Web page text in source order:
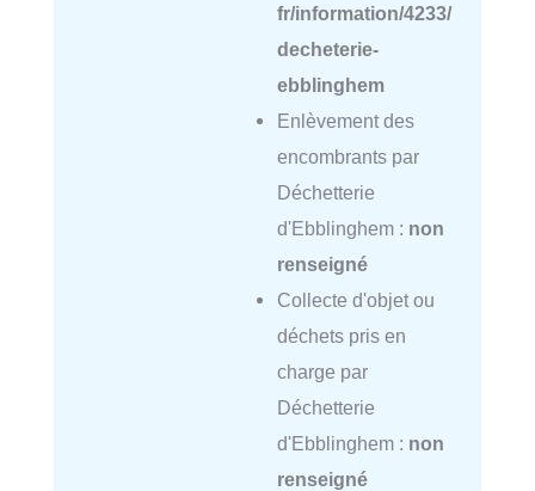
fr/information/4233/
decheterie-
ebblinghem
Enlèvement des
encombrants par
Déchetterie
d'Ebblinghem : non
renseigné
Collecte d'objet ou
déchets pris en
charge par
Déchetterie
d'Ebblinghem : non
renseigné